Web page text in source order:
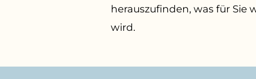
herauszufinden, was für Sie
wird.